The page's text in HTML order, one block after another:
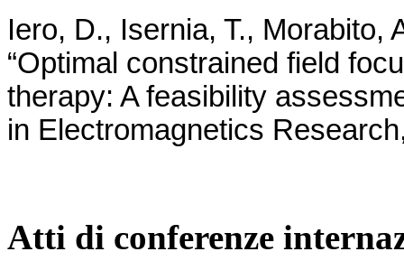
Iero, D., Isernia, T., Morabito,
“Optimal constrained field
therapy: A feasibility
in Electromagnetics
Atti di conferenze